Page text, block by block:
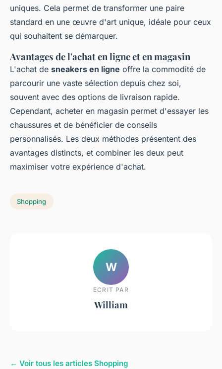
uniques. Cela permet de transformer une paire
standard en une œuvre d'art unique, idéale pour ceux
qui souhaitent se démarquer.
Avantages de l'achat en ligne et en magasin
L'achat de sneakers en ligne offre la commodité de
parcourir une vaste sélection depuis chez soi,
souvent avec des options de livraison rapide.
Cependant, acheter en magasin permet d'essayer les
chaussures et de bénéficier de conseils
personnalisés. Les deux méthodes présentent des
avantages distincts, et combiner les deux peut
maximiser votre expérience d'achat.
Shopping
W
ECRIT PAR
William
← Voir tous les articles Shopping